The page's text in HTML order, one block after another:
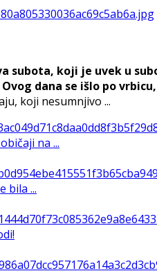
subota, koji je uvek u
dana se išlo po
koji nesumnjivo ...
na ...
bila ...